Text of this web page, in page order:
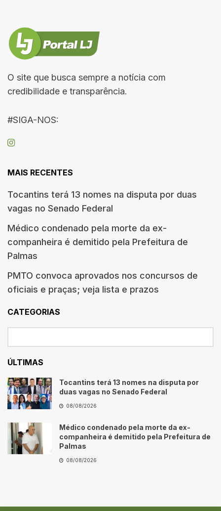
O site que busca sempre a notícia com
credibilidade e transparência.
#SIGA-NOS:
MAIS RECENTES
Tocantins terá 13 nomes na disputa por duas
vagas no Senado Federal
Médico condenado pela morte da ex-
companheira é demitido pela Prefeitura de
Palmas
PMTO convoca aprovados nos concursos de
oficiais e praças; veja lista e prazos
CATEGORIAS
ÚLTIMAS
Tocantins terá 13 nomes na disputa por
duas vagas no Senado Federal
08/08/2026
Médico condenado pela morte da ex-
companheira é demitido pela Prefeitura de
Palmas
08/08/2026